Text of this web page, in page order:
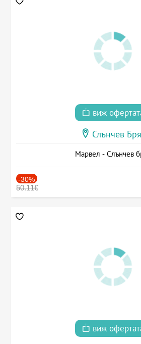
виж
Слънчев
Марвел - Слънчев
-30%
50.11€
виж